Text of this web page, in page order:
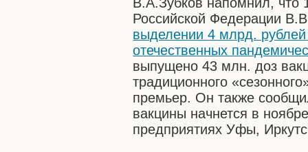
Российской Федерации
выделении 4 млрд.
отечественных
выпущено 43 млн. доз
традиционного
премьер. Он также
вакцины начнется в
предприятиях Уфы,